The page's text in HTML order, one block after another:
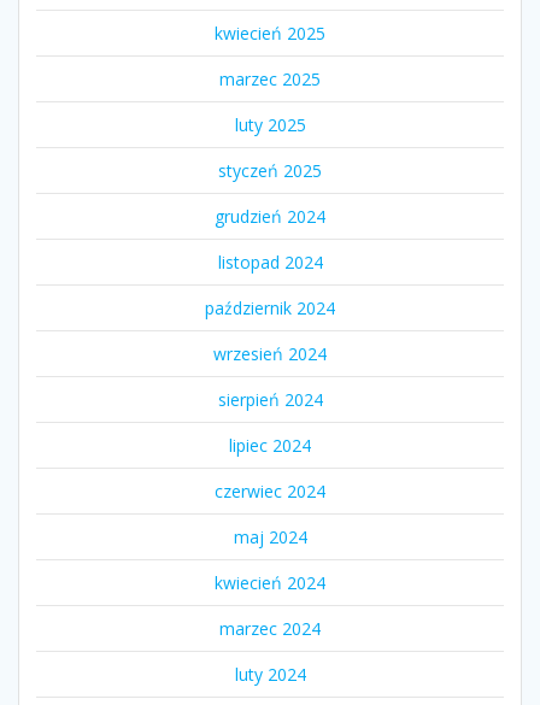
kwiecień 2025
marzec 2025
luty 2025
styczeń 2025
grudzień 2024
listopad 2024
październik 2024
wrzesień 2024
sierpień 2024
lipiec 2024
czerwiec 2024
maj 2024
kwiecień 2024
marzec 2024
luty 2024